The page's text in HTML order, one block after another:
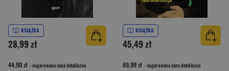
KSIĄŻKA
28,99 zł
44,90 zł - sugerowana cena detaliczna
KSIĄŻKA
45,49 zł
69,99 zł - sugerowana cena detaliczna